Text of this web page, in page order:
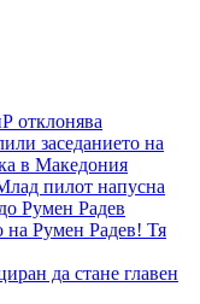
отклонява
заседанието на
в Македония
пилот напусна
Румен Радев
на Румен Радев! Тя
да стане главен